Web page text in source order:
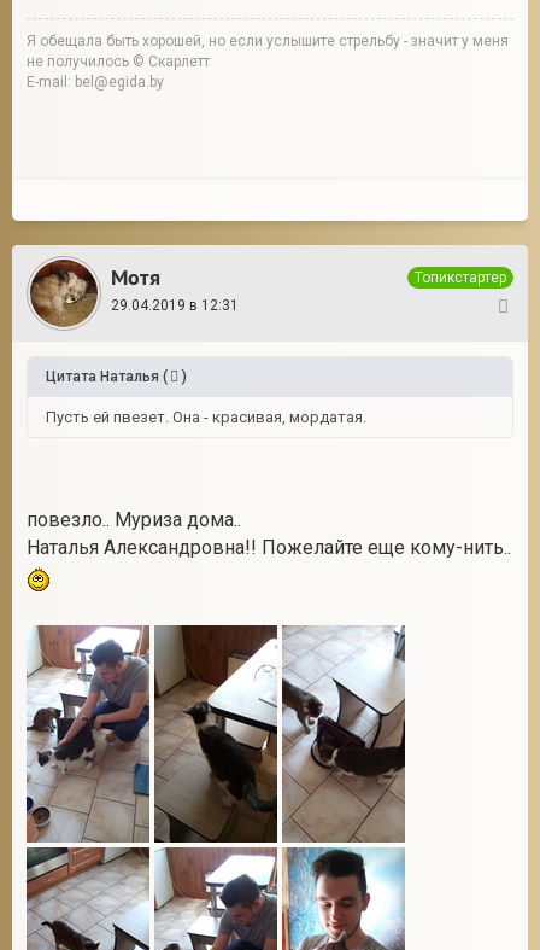
Я обещала быть хорошей, но если услышите стрельбу - значит у меня
не получилось © Скарлетт
E-mail: bel@egida.by
Мотя
Топикстартер
29.04.2019 в 12:31
Цитата Наталья ( )
Пусть ей пвезет. Она - красивая, мордатая.
повезло.. Муриза дома..
Наталья Александровна!! Пожелайте еще кому-нить..